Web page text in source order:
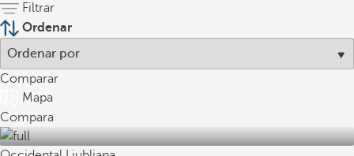
Filtrar
Ordenar
Comparar
Mapa
Compara